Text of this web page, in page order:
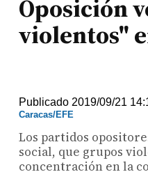
Oposición
violentos"
Publicado 2019/09/21
Caracas/EFE
Los partidos
social, que grupos
concentración en la